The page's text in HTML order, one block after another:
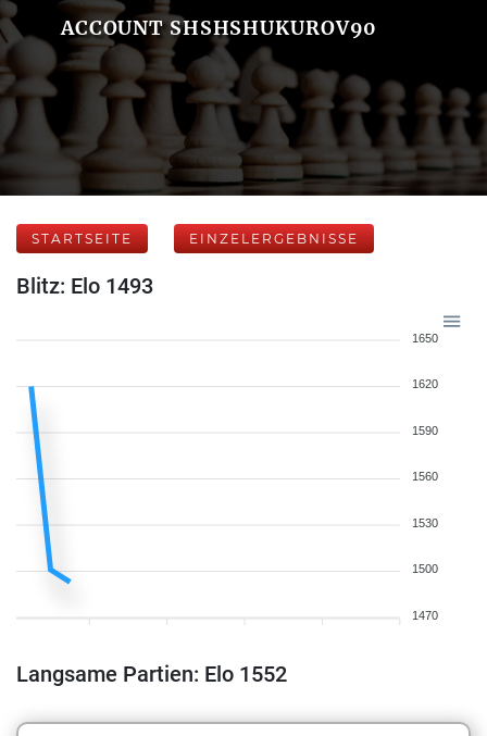
ACCOUNT SHSHSHUKUROV90
STARTSEITE EINZELERGEBNISSE
Blitz: Elo 1493
1650
1620
1590
1560
1530
1500
1470
Langsame Partien: Elo 1552